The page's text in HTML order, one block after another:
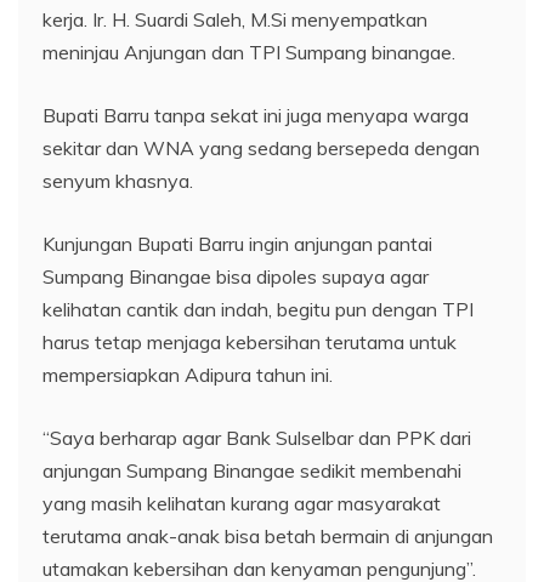
kerja. Ir. H. Suardi Saleh, M.Si menyempatkan
meninjau Anjungan dan TPI Sumpang binangae.
Bupati Barru tanpa sekat ini juga menyapa warga
sekitar dan WNA yang sedang bersepeda dengan
senyum khasnya.
Kunjungan Bupati Barru ingin anjungan pantai
Sumpang Binangae bisa dipoles supaya agar
kelihatan cantik dan indah, begitu pun dengan TPI
harus tetap menjaga kebersihan terutama untuk
mempersiapkan Adipura tahun ini.
“Saya berharap agar Bank Sulselbar dan PPK dari
anjungan Sumpang Binangae sedikit membenahi
yang masih kelihatan kurang agar masyarakat
terutama anak-anak bisa betah bermain di anjungan
utamakan kebersihan dan kenyaman pengunjung”.